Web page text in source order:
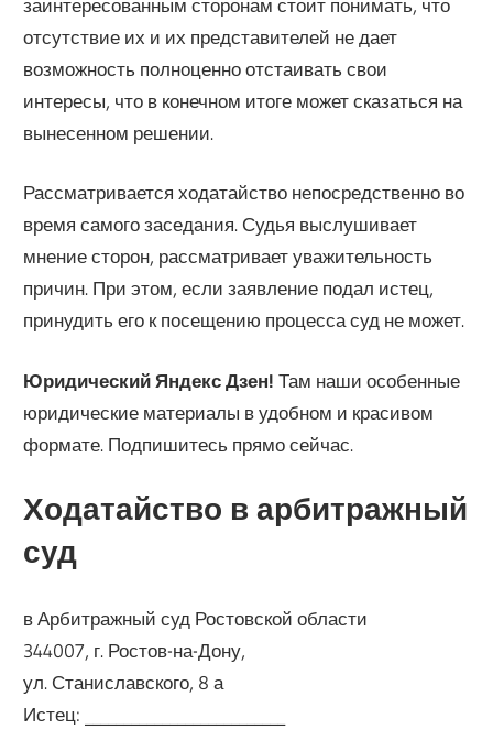
заинтересованным сторонам стоит понимать, что
отсутствие их и их представителей не дает
возможность полноценно отстаивать свои
интересы, что в конечном итоге может сказаться на
вынесенном решении.
Рассматривается ходатайство непосредственно во
время самого заседания. Судья выслушивает
мнение сторон, рассматривает уважительность
причин. При этом, если заявление подал истец,
принудить его к посещению процесса суд не может.
Юридический Яндекс Дзен! Там наши особенные
юридические материалы в удобном и красивом
формате. Подпишитесь прямо сейчас.
Ходатайство в арбитражный
суд
в Арбитражный суд Ростовской области
344007, г. Ростов-на-Дону,
ул. Станиславского, 8 а
Истец: __________________________